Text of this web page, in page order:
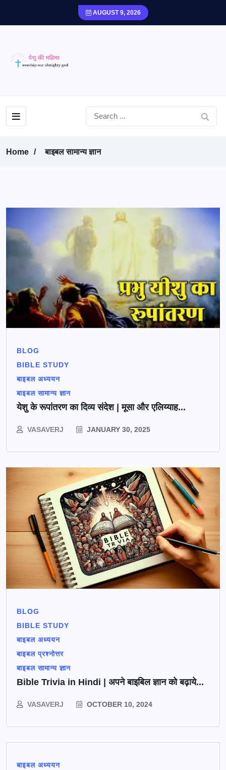
AUGUST 9, 2026
Home बाइबल सामान्य ज्ञान
BLOG
BIBLE STUDY
बाइबल अध्ययन
बाइबल सामान्य ज्ञान
येशु के रूपांतरण का दिव्य संदेश | मूसा और एलिय्याह...
VASAVERJ JANUARY 30, 2025
BLOG
BIBLE STUDY
बाइबल अध्ययन
बाइबल प्रश्नोत्तर
बाइबल सामान्य ज्ञान
Bible Trivia in Hindi | अपने बाइबिल ज्ञान को बढ़ाये...
VASAVERJ OCTOBER 10, 2024
बाइबल अध्ययन